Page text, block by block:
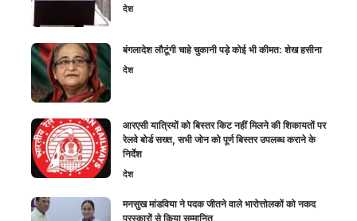
देश
बंगलादेश लौटूंगी चाहे चुकानी पड़े कोई भी कीमत: शेख हसीना
देश
आरएसी यात्रियों को बिस्तर किट नहीं मिलने की शिकायतों पर
रेलवे बोर्ड सख्त, सभी जोन को पूर्ण बिस्तर उपलब्ध कराने के
निर्देश
देश
मनसुख मांडविया ने पदक जीतने वाले भारोत्तोलकों को नकद
पुरस्कारों से किया सम्मानित